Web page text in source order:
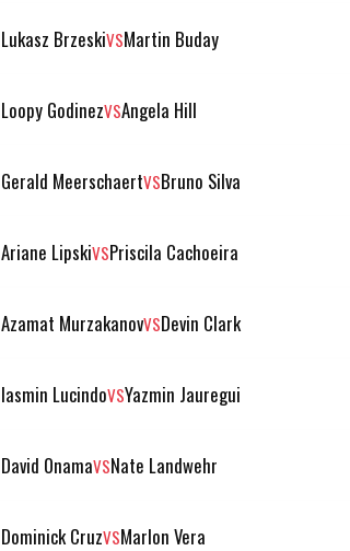
Lukasz BrzeskiVSMartin Buday
Loopy GodinezVSAngela Hill
Gerald MeerschaertVSBruno Silva
Ariane LipskiVSPriscila Cachoeira
Azamat MurzakanovVSDevin Clark
Iasmin LucindoVSYazmin Jauregui
David OnamaVSNate Landwehr
Dominick CruzVSMarlon Vera